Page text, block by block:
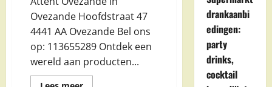
Ovezande Hoofdstraat 47
4441 AA Ovezande Bel ons
op: 113655289 Ontdek een
wereld aan producten...
Lees
drankaanbi
edingen:
party
drinks,
cocktail